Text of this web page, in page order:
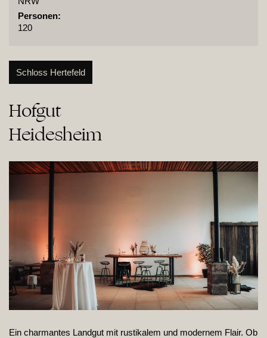
Personen:
120
Schloss Hertefeld
Hofgut
Heidesheim
Ein charmantes Landgut mit rustikalem und modernem Flair. Ob